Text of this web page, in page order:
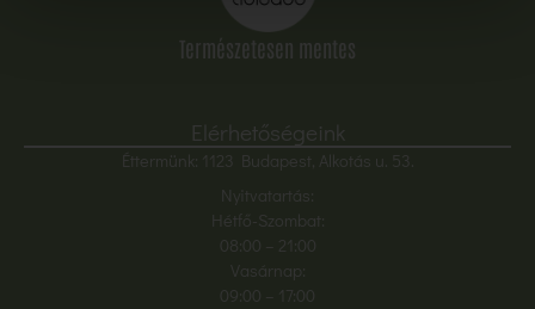
Természetesen mentes
Elérhetőségeink
Éttermünk: 1123 Budapest, Alkotás u. 53.
Nyitvatartás:
Hétfő-Szombat:
08:00
– 21:00
Vasárnap:
09:00 – 17:00